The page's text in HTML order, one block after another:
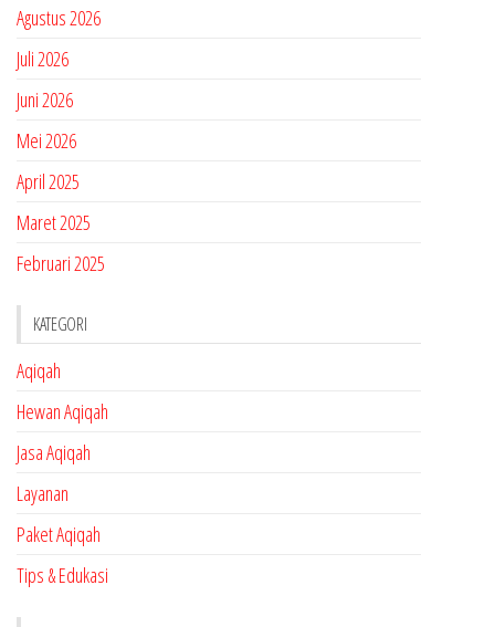
Agustus 2026
Juli 2026
Juni 2026
Mei 2026
April 2025
Maret 2025
Februari 2025
KATEGORI
Aqiqah
Hewan Aqiqah
Jasa Aqiqah
Layanan
Paket Aqiqah
Tips & Edukasi